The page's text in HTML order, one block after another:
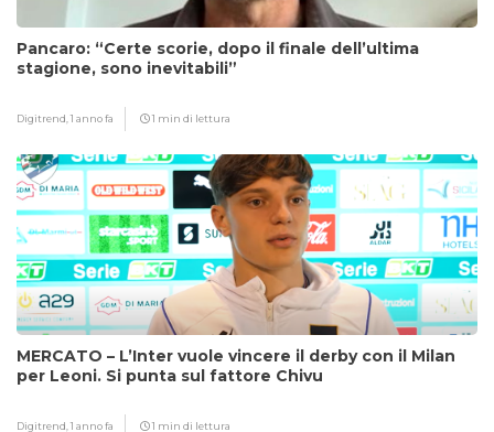
Pancaro: “Certe scorie, dopo il finale dell’ultima
stagione, sono inevitabili”
Digitrend,1 anno fa 1 min di lettura
MERCATO – L’Inter vuole vincere il derby con il Milan
per Leoni. Si punta sul fattore Chivu
Digitrend,1 anno fa 1 min di lettura